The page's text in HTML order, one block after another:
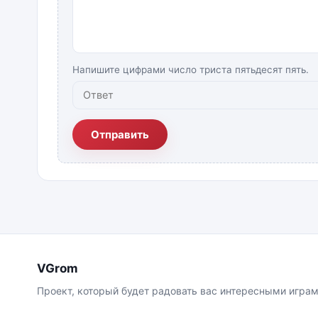
Напишите цифрами число триста пятьдесят пять.
Отправить
VGrom
Проект, который будет радовать вас интересными